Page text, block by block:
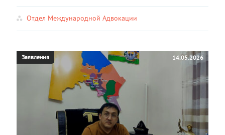
Отдел Международной Адвокации
Заявления 14.05.2026